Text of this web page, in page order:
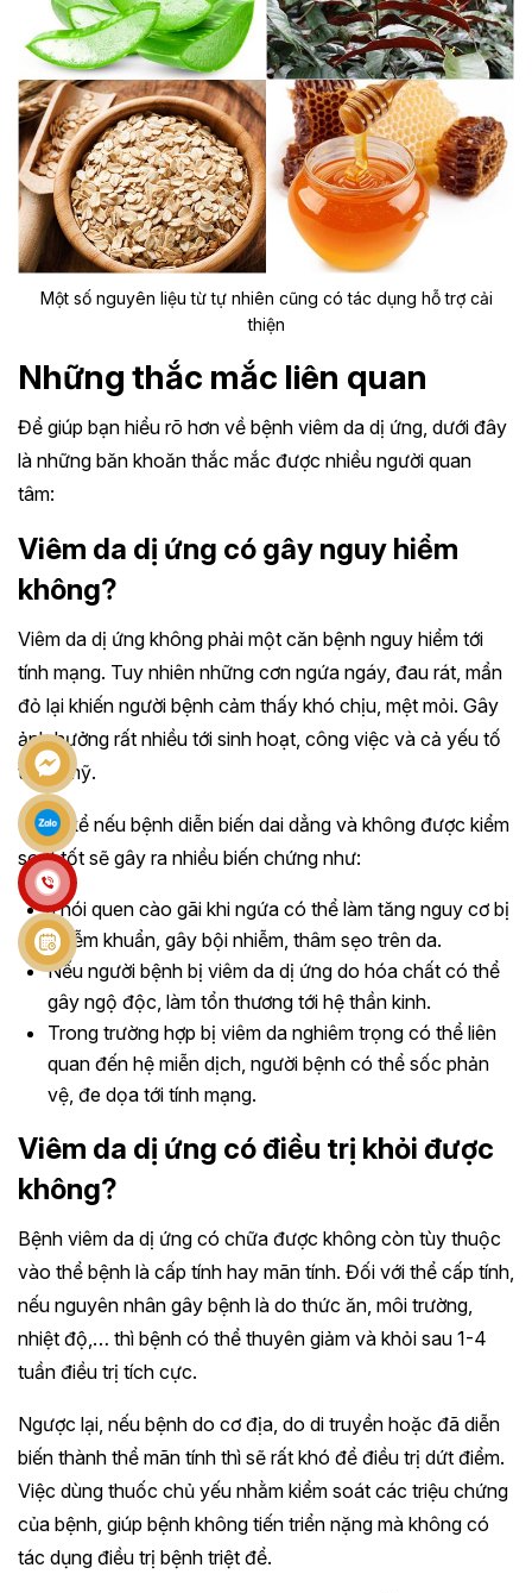
Một số nguyên liệu từ tự nhiên cũng có tác dụng hỗ trợ cải
thiện
Những thắc mắc liên quan
Để giúp bạn hiểu rõ hơn về bệnh viêm da dị ứng, dưới đây
là những băn khoăn thắc mắc được nhiều người quan
tâm:
Viêm da dị ứng có gây nguy hiểm
không?
Viêm da dị ứng không phải một căn bệnh nguy hiểm tới
tính mạng. Tuy nhiên những cơn ngứa ngáy, đau rát, mẩn
đỏ lại khiến người bệnh cảm thấy khó chịu, mệt mỏi. Gây
ảnh hưởng rất nhiều tới sinh hoạt, công việc và cả yếu tố
thẩm mỹ.
Chưa kể nếu bệnh diễn biến dai dẳng và không được kiểm
soát tốt sẽ gây ra nhiều biến chứng như:
Thói quen cào gãi khi ngứa có thể làm tăng nguy cơ bị
nhiễm khuẩn, gây bội nhiễm, thâm sẹo trên da.
Nếu người bệnh bị viêm da dị ứng do hóa chất có thể
gây ngộ độc, làm tổn thương tới hệ thần kinh.
Trong trường hợp bị viêm da nghiêm trọng có thể liên
quan đến hệ miễn dịch, người bệnh có thể sốc phản
vệ, đe dọa tới tính mạng.
Viêm da dị ứng có điều trị khỏi được
không?
Bệnh viêm da dị ứng có chữa được không còn tùy thuộc
vào thể bệnh là cấp tính hay mãn tính. Đối với thể cấp tính,
nếu nguyên nhân gây bệnh là do thức ăn, môi trường,
nhiệt độ,… thì bệnh có thể thuyên giảm và khỏi sau 1-4
tuần điều trị tích cực.
Ngược lại, nếu bệnh do cơ địa, do di truyền hoặc đã diễn
biến thành thể mãn tính thì sẽ rất khó để điều trị dứt điểm.
Việc dùng thuốc chủ yếu nhằm kiểm soát các triệu chứng
của bệnh, giúp bệnh không tiến triển nặng mà không có
tác dụng điều trị bệnh triệt để.